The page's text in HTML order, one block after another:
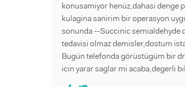
konusamiyor henüz,dahasi denge
kulagina sanirim bir operasyon
sonunda --Succinic semialdehyde
tedavisi olmaz demisler,dostum
Bugün telefonda görüstügüm bir
icin yarar saglar mi acaba,degerli